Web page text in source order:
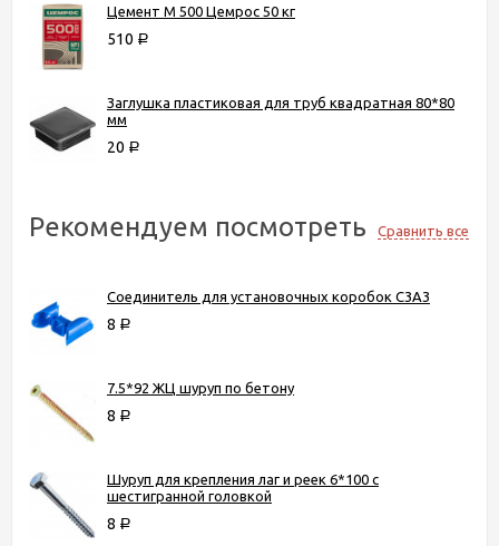
Цемент М 500 Цемрос 50 кг
510 Р
Заглушка пластиковая для труб квадратная 80*80
мм
20 Р
Рекомендуем посмотреть Сравнить все
Соединитель для установочных коробок С3А3
8 Р
7.5*92 ЖЦ шуруп по бетону
8 Р
Шуруп для крепления лаг и реек 6*100 с
шестигранной головкой
8 Р